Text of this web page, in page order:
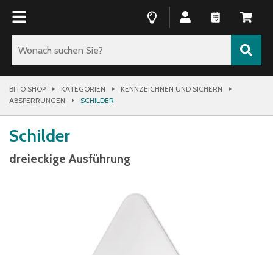
BITO SHOP KATEGORIEN
KENNZEICHNEN UND SICHERN
ABSPERRUNGEN
SCHILDER
Schilder
dreieckige Ausführung